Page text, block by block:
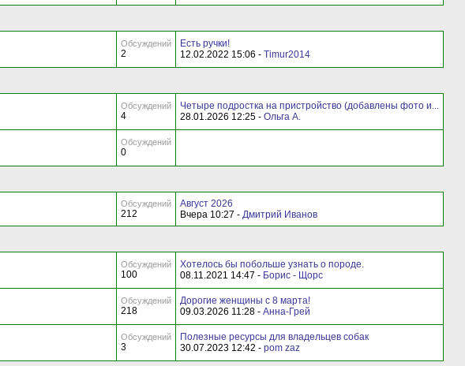
Обсуждений
2
Есть ручки!
12.02.2022 15:06 - Timur2014
Обсуждений
4
Четыре подростка на пристройство (добавлены фото и...
28.01.2026 12:25 - Ольга А.
Обсуждений
0
Обсуждений
212
Август 2026
Вчера 10:27 - Дмитрий Иванов
Обсуждений
100
Хотелось бы побольше узнать о породе.
08.11.2021 14:47 - Борис - Щорс
Обсуждений
218
Дорогие женщины с 8 марта!
09.03.2026 11:28 - Анна-Грей
Обсуждений
3
Полезные ресурсы для владельцев собак
30.07.2023 12:42 - pom zaz